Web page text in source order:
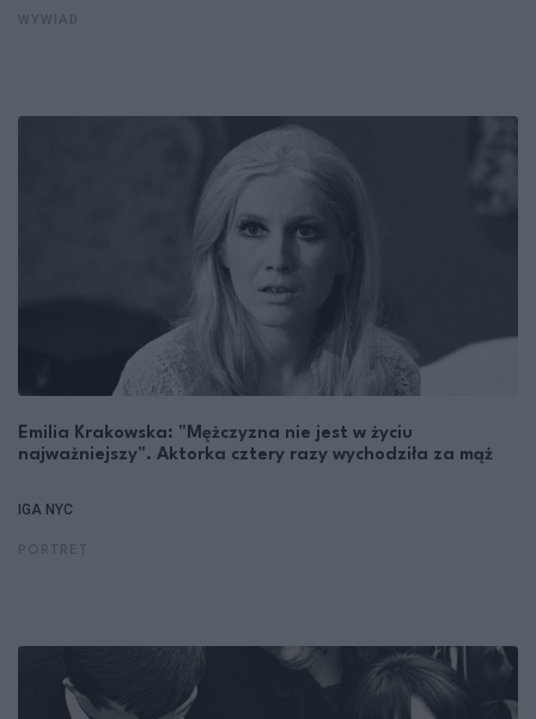
Emilia Krakowska: "Mężczyzna nie jest w życiu
najważniejszy". Aktorka cztery razy wychodziła za mąż
IGA NYC